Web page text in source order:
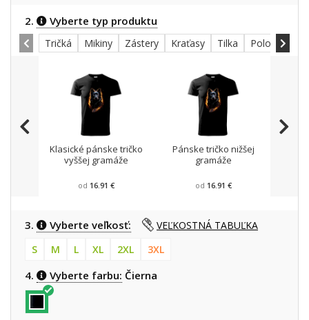
2. Vyberte typ produktu
Tričká Mikiny Zástery Kraťasy Tilka Polokošele
Klasické pánske tričko
vyššej gramáže
od 16.91 €
Pánske tričko nižšej
gramáže
od 16.91 €
3. Vyberte veľkosť:
VEĽKOSTNÁ TABUĽKA
S
M L XL 2XL 3XL
4. Vyberte farbu: Čierna